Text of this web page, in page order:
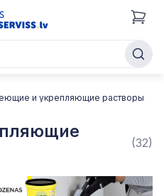
и укрепляющие растворы
(32)